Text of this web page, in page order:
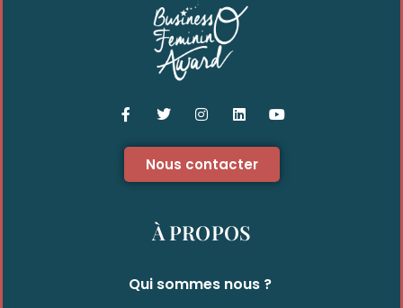
Nous contacter
À PROPOS
Qui sommes nous ?